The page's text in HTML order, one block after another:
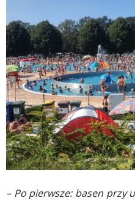
– Po pierwsze: basen przy